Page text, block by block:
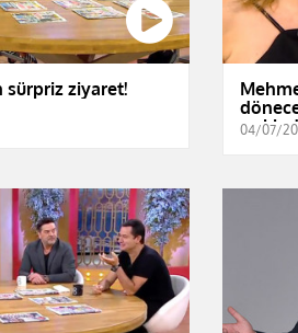
sürpriz ziyaret!
04/07/